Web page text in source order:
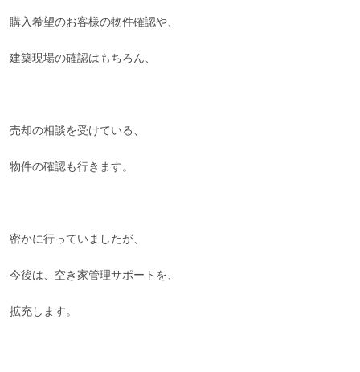
購入希望のお客様の物件確認や、
建築現場の確認はもちろん、
売却の相談を受けている、
物件の確認も行きます。
密かに行っていましたが、
今後は、空き家管理サポートを、
拡充します。